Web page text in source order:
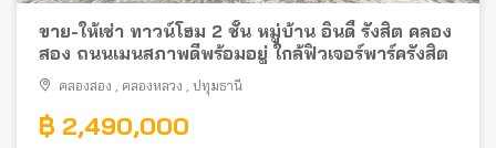
ขาย-ให้เช่า ทาวน์โฮม 2 ชั้น หมู่บ้าน อินดี้ รังสิต คลอง
สอง ถนนเมนสภาพดีพร้อมอยู่ ใกล้ฟิวเจอร์พาร์ครังสิต
คลองสอง , คลองหลวง , ปทุมธานี
฿ 2,490,000